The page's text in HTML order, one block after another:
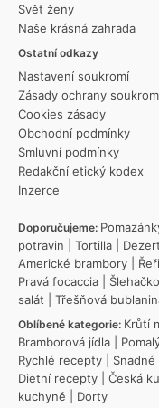
Svět ženy
Naše krásná zahrada
Ostatní odkazy
Nastavení soukromí
Zásady ochrany
Cookies zásady
Obchodní podmínky
Smluvní podmínky
Redakční etický kodex
Inzerce
Doporučujeme:
potravin
Tortilla
Americké brambory
Pravá focaccia
salát
Třešňová
Oblíbené kategorie: Krůtí
Bramborová jídla
Rychlé recepty
Dietní recepty
Česká
kuchyně
Dorty